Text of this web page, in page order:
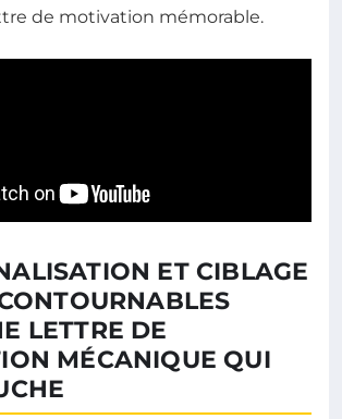
de motivation mémorable.
ET CIBLAGE
LETTRE DE
MÉCANIQUE QUI